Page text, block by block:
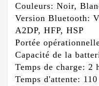
Couleurs: Noir,
Version Bluetooth:
A2DP, HFP, HSP
Portée
Capacité de la
Temps de charge: 2
Temps d'attente: 110